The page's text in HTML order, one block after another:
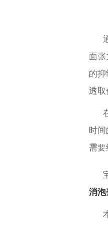
面张
的
透取
时
需要
消泡